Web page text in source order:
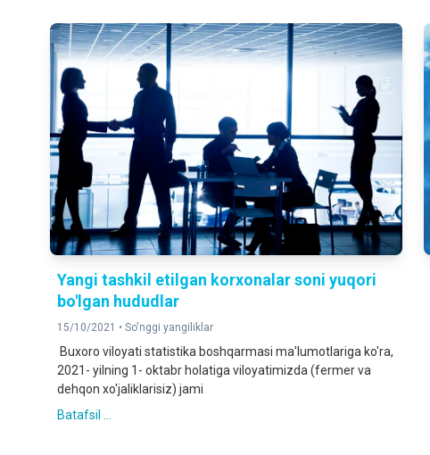
Yangi tashkil etilgan korxonalar soni yuqori
bo'lgan hududlar
15/10/2021 • So'nggi yangiliklar
Buxoro viloyati statistika boshqarmasi ma'lumotlariga ko'ra,
2021- yilning 1- oktabr holatiga viloyatimizda (fermer va
dehqon xo'jaliklarisiz) jami
Batafsil ...